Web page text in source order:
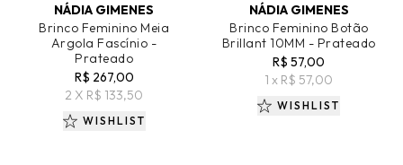
NÁDIA GIMENES
Brinco Feminino Meia
Argola Fascínio -
Prateado
R$ 267,00
2 X R$ 133,50
WISHLIST
NÁDIA GIMENES
Brinco Feminino Botão
Brillant 10MM - Prateado
R$ 57,00
1 x R$ 57,00
WISHLIST